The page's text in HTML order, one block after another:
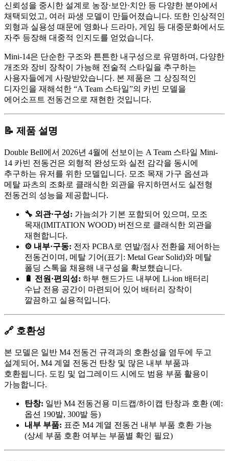
신뢰성을 중시한 설계로 농장·보안·치안 등 다양한 분야에서
채택되었고, 여러 파생 모델이 만들어졌습니다. 또한 인상적인
외형과 실용성 때문에 영화나 드라마, 게임 등 대중문화에서도
자주 등장해 대중적 인지도를 얻었습니다.
Mini-14은 단순한 구조와 튼튼한 내구성으로 유명하며, 다양한
개조와 장비 장착이 가능해 전술적 스타일을 추구하는
사용자들에게 사랑받았습니다. 본 제품은 그 상징적인
디자인을 재해석한 “A Team 스타일”의 카빈 모델을
에어소프트 전동건으로 재현한 것입니다.
📝 제품 설명
Double Bell에서 2026년 4월에 선보이는 A Team 스타일 Mini-
14 카빈 전동건은 외형적 완성도와 실전 감각을 동시에
추구하는 유저를 위한 모델입니다. 모조 목재 가구 옵션과
메탈 파츠의 조화로 클래식한 외관을 유지하면서도 실전형
전동건의 성능을 제공합니다.
🔧 외관·구성: 가늠쇠가 기본 포함되어 있으며, 모조
목재(IMITATION WOOD) 버전으로 클래식한 외관을
재현합니다.
⚙️ 내부·구동: 전자 PCBA로 연발/점사 전환을 제어하는
전동건이며, 메탈 기어(표기: Metal Gear Solid)와 메탈
폴딩 스톡을 채용해 내구성을 확보했습니다.
🔋 전원·편의성: 하부 핸드가드 내부에 Li-ion 배터리
수납 전용 공간이 마련되어 있어 배터리 장착이
깔끔하고 실용적입니다.
🔗 호환성
본 모델은 일반 M4 전동건 규격과의 호환성을 염두에 두고
설계되어, M4 계열 전동건 탄창 및 많은 내부 부품과
호환됩니다. 도킹 및 업그레이드 시에도 범용 부품 활용이
가능합니다.
탄창: 일반 M4 전동건용 미드캡/하이캡 탄창과 호환 (예:
옵션 190발, 300발 등)
내부 부품: 표준 M4 계열 전동건 내부 부품 호환 가능
(상세 부품 호환 여부는 부품별 확인 필요)